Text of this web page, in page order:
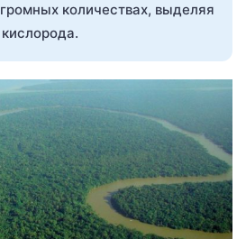
количествах, выделяя